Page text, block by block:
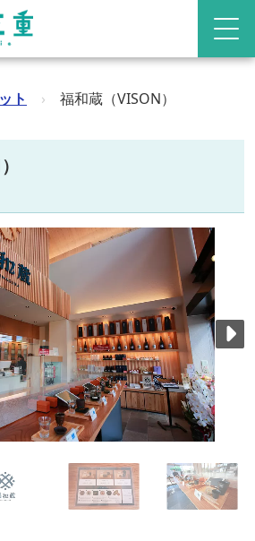
ト › 福和蔵（VISON）